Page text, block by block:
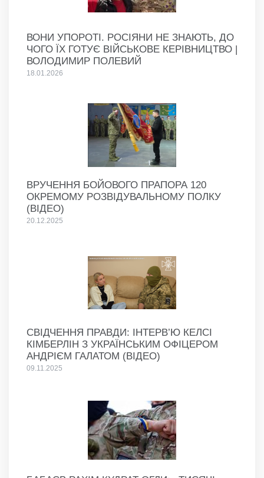
ВОНИ УПОРОТІ. РОСІЯНИ НЕ ЗНАЮТЬ, ДО
ЧОГО ЇХ ГОТУЄ ВІЙСЬКОВЕ КЕРІВНИЦТВО |
ВОЛОДИМИР ПОЛЕВИЙ
18.01.2026
ВРУЧЕННЯ БОЙОВОГО ПРАПОРА 120
ОКРЕМОМУ РОЗВІДУВАЛЬНОМУ ПОЛКУ
(ВІДЕО)
20.12.2025
СВІДЧЕННЯ ПРАВДИ: ІНТЕРВ’Ю КЕЛСІ
КІМБЕРЛІН З УКРАЇНСЬКИМ ОФІЦЕРОМ
АНДРІЄМ ГАЛАТОМ (ВІДЕО)
09.11.2025